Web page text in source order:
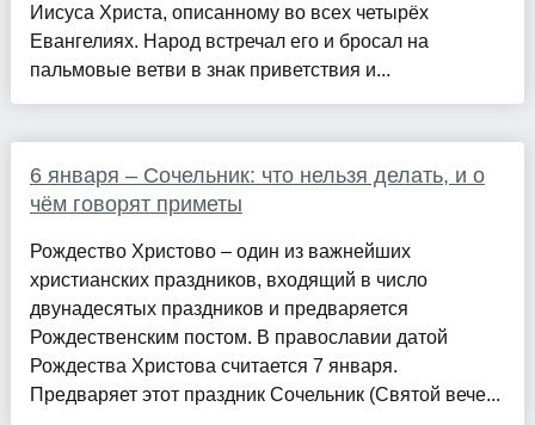
Иисуса Христа, описанному во всех четырёх
Евангелиях. Народ встречал его и бросал на
пальмовые ветви в знак приветствия и...
6 января – Сочельник: что нельзя делать, и о
чём говорят приметы
Рождество Христово – один из важнейших
христианских праздников, входящий в число
двунадесятых праздников и предваряется
Рождественским постом. В православии датой
Рождества Христова считается 7 января.
Предваряет этот праздник Сочельник (Святой вече...